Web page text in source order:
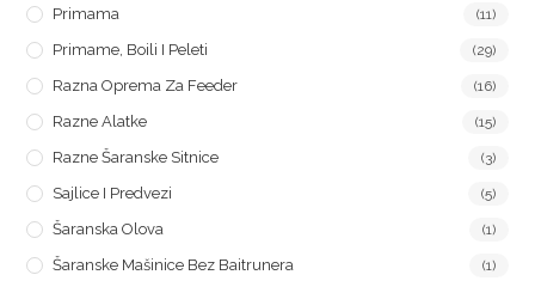
Primama (11)
Primame, Boili I Peleti (29)
Razna Oprema Za Feeder (16)
Razne Alatke (15)
Razne Šaranske Sitnice (3)
Sajlice I Predvezi (5)
Šaranska Olova (1)
Šaranske Mašinice Bez Baitrunera (1)